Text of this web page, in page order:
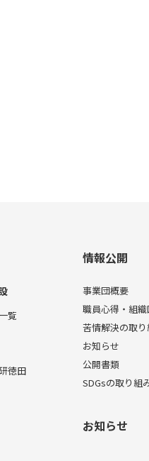
覧
徳田
情報公開
事業団概要
職員心得・組織
苦情解決の取
お知らせ
公開書類
SDGsの取り組
お知らせ